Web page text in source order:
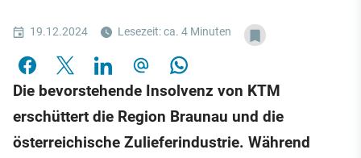
19.12.2024 Lesezeit: ca. 4 Minuten
Die bevorstehende Insolvenz von KTM
erschüttert die Region Braunau und die
österreichische Zulieferindustrie. Während